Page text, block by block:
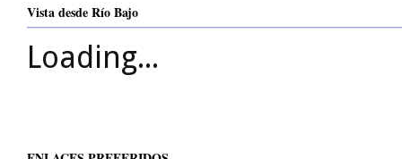
Vista desde Río Bajo
Loading...